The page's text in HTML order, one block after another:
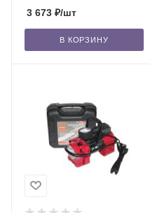
12V, 200 Вт /6
3 673 ₽/шт
В КОРЗИНУ